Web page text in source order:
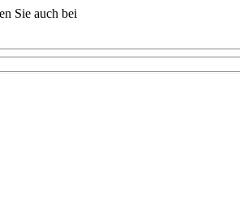
Sie auch bei